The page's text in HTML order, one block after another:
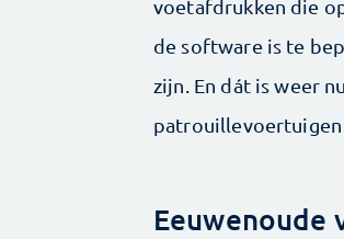
voetafdrukken die
de software is te
zijn. En dát is weer
patrouillevoertuigen
Eeuwenoude